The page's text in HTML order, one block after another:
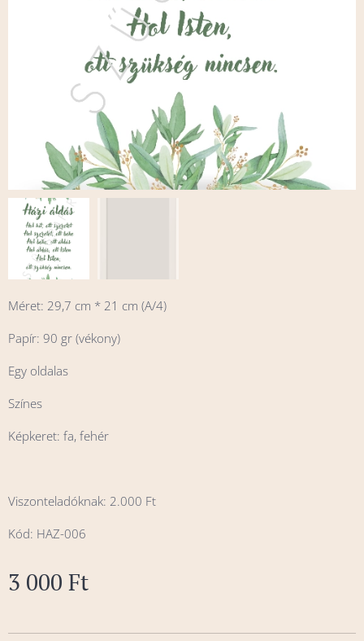
Méret: 29,7 cm * 21 cm (A/4)
Papír: 90 gr (vékony)
Egy oldalas
Színes
Képkeret: fa, fehér
Viszonteladóknak: 2.000 Ft
Kód: HAZ-006
3 000 Ft